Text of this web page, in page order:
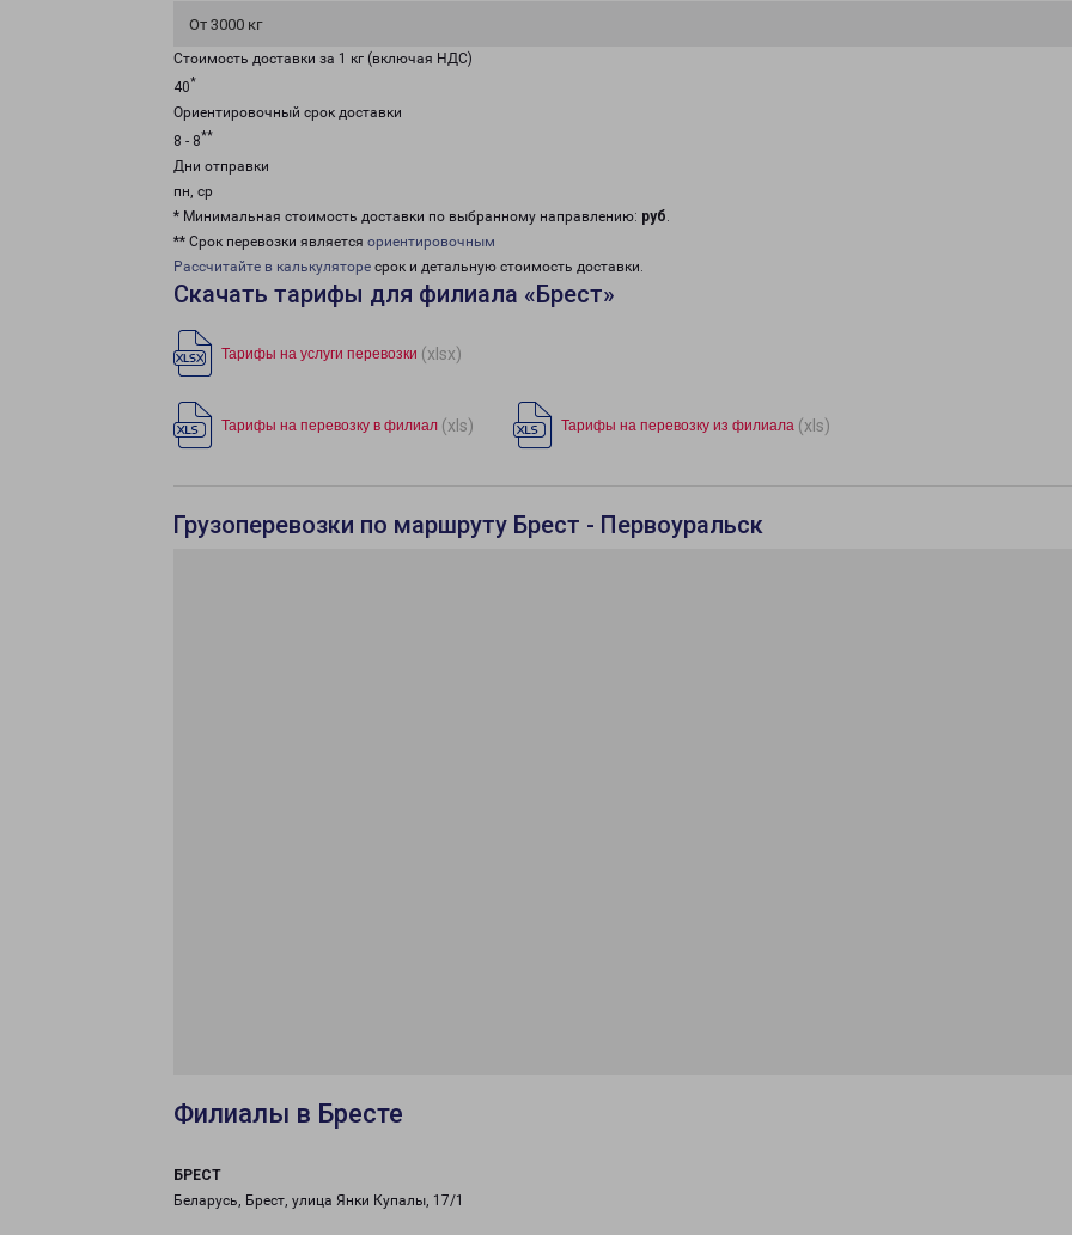
От 3000 кг
Стоимость доставки за 1 кг (включая НДС)
40*
Ориентировочный срок доставки
8 - 8**
Дни отправки
пн, ср
* Минимальная стоимость доставки по выбранному направлению: руб.
** Срок перевозки является ориентировочным
Рассчитайте в калькуляторе срок и детальную стоимость доставки.
Скачать тарифы для филиала «Брест»
Тарифы на услуги перевозки (xlsx)
Тарифы на перевозку в филиал (xls) Тарифы на перевозку из филиала (xls)
Грузоперевозки по маршруту Брест - Первоуральск
Филиалы в Бресте
БРЕСТ
Беларусь, Брест, улица Янки Купалы, 17/1